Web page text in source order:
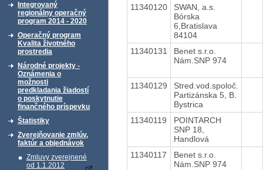
Integrovaný
regionálny operačný
program 2014 - 2020
Operačný program
Kvalita životného
prostredia
Národné projekty -
Oznámenia o
možnosti
predkladania žiadostí
o poskytnutie
finančného príspevku
Štatistiky
Zverejňovanie zmlúv,
faktúr a objednávok
Zmluvy zverejnené
od 1.1.2012
11340120
SWAN, a.s.
Bórska
6,Bratislava
84104
11340131
Benet s.r.o.
Nám.SNP 974
11340129
Stred.vod.spoloč.
Partizánska 5, B.
Bystrica
11340119
POINTARCH
SNP 18,
Handlová
11340117
Benet s.r.o.
Nám.SNP 974